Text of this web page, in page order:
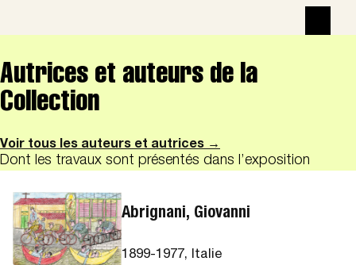
Autrices et auteurs de la
Collection
Voir tous les auteurs et autrices →
Dont les travaux sont présentés dans l’exposition
Abrignani, Giovanni
1899-1977, Italie